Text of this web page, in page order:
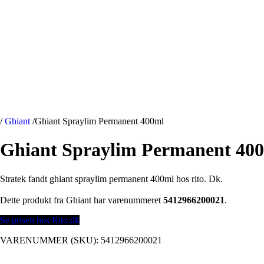
/ Ghiant /Ghiant Spraylim Permanent 400ml
Ghiant Spraylim Permanent
Stratek fandt ghiant spraylim permanent 400ml hos rito. Dk.
Dette produkt fra Ghiant har varenummeret 5412966200021.
Se prisen hos Rito.dk
VARENUMMER (SKU): 5412966200021